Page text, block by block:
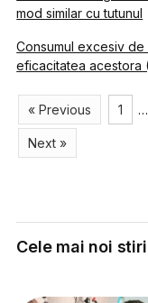
mod similar cu tutunul
Consumul excesiv
eficacitatea acestora
« Previous 1 …
Next »
Cele mai noi